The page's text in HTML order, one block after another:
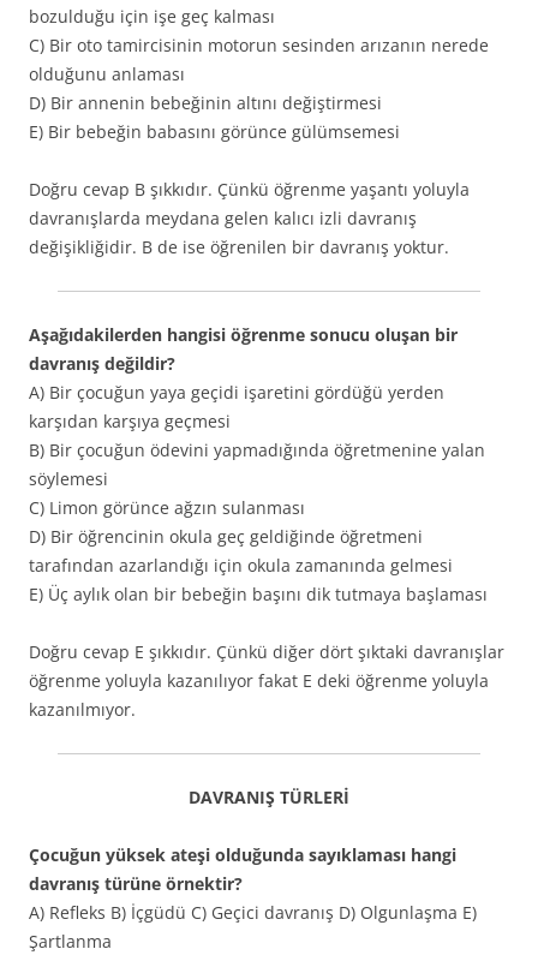
bozulduğu için işe geç kalması
C) Bir oto tamircisinin motorun sesinden arızanın nerede
olduğunu anlaması
D) Bir annenin bebeğinin altını değiştirmesi
E) Bir bebeğin babasını görünce gülümsemesi
Doğru cevap B şıkkıdır. Çünkü öğrenme yaşantı yoluyla
davranışlarda meydana gelen kalıcı izli davranış
değişikliğidir. B de ise öğrenilen bir davranış yoktur.
Aşağıdakilerden hangisi öğrenme sonucu oluşan bir
davranış değildir?
A) Bir çocuğun yaya geçidi işaretini gördüğü yerden
karşıdan karşıya geçmesi
B) Bir çocuğun ödevini yapmadığında öğretmenine yalan
söylemesi
C) Limon görünce ağzın sulanması
D) Bir öğrencinin okula geç geldiğinde öğretmeni
tarafından azarlandığı için okula zamanında gelmesi
E) Üç aylık olan bir bebeğin başını dik tutmaya başlaması
Doğru cevap E şıkkıdır. Çünkü diğer dört şıktaki davranışlar
öğrenme yoluyla kazanılıyor fakat E deki öğrenme yoluyla
kazanılmıyor.
DAVRANIŞ TÜRLERİ
Çocuğun yüksek ateşi olduğunda sayıklaması hangi
davranış türüne örnektir?
A) Refleks B) İçgüdü C) Geçici davranış D) Olgunlaşma E)
Şartlanma